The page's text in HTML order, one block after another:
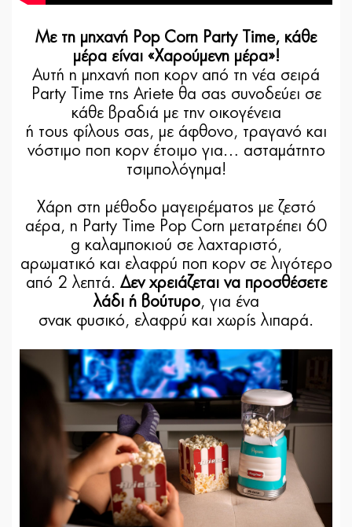
Με τη μηχανή Pop Corn Party Time, κάθε
μέρα είναι «Χαρούμενη μέρα»!
Αυτή η μηχανή ποπ κορν από τη νέα σειρά
Party Time της Ariete θα σας συνοδεύει σε
κάθε βραδιά με την οικογένεια
ή τους φίλους σας, με άφθονο, τραγανό και
νόστιμο ποπ κορν έτοιμο για… ασταμάτητο
τσιμπολόγημα!
Χάρη στη μέθοδο μαγειρέματος με ζεστό
αέρα, η Party Time Pop Corn μετατρέπει 60
g καλαμποκιού σε λαχταριστό,
αρωματικό και ελαφρύ ποπ κορν σε λιγότερο
από 2 λεπτά. Δεν χρειάζεται να προσθέσετε
λάδι ή βούτυρο, για ένα
σνακ φυσικό, ελαφρύ και χωρίς λιπαρά.